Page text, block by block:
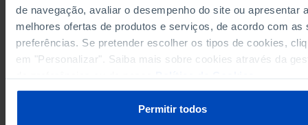
de navegação, avaliar o desempenho do site ou apresentar
melhores ofertas de produtos e serviços, de acordo com as
preferências. Se pretender escolher os tipos de cookies,
em "Personalizar". Saiba mais sobre cookies através da
Permitir todos
2020
600,000
2021
600,000
680,000
RELATED